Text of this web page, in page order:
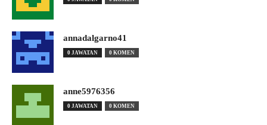
annadalgarno41
0 JAWATAN 0 KOMEN
anne5976356
0 JAWATAN 0 KOMEN